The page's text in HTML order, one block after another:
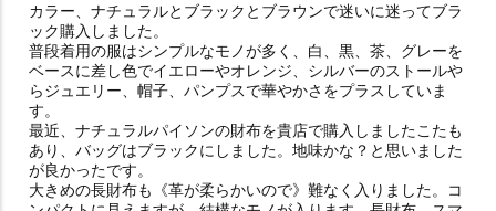
カラー、ナチュラルとブラックとブラウンで迷いに迷ってブラ
ック購入しました。
普段着用の服はシンプルなモノが多く、白、黒、茶、グレーを
ベースに差し色でイエローやオレンジ、シルバーのストールや
らジュエリー、帽子、パンプスで華やかさをプラスしていま
す。
最近、ナチュラルパイソンの財布を貴店で購入しましたこたも
あり、バッグはブラックにしました。地味かな？と思いました
が良かったです。
大きめの長財布も《革が柔らかいので》難なく入りました。コ